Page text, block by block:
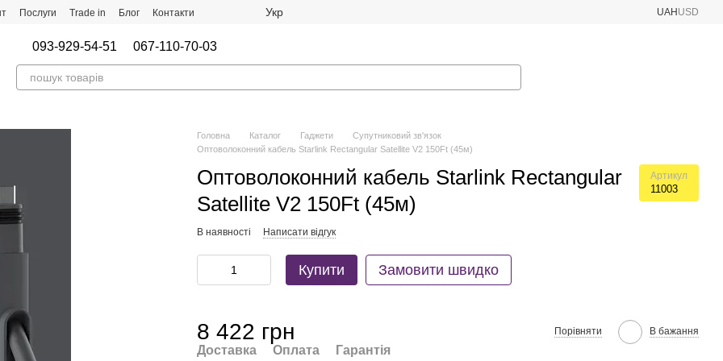
Послуги Trade in Блог Контакти Укр UAH USD
093-929-54-51 067-110-70-03
Головна Каталог Гаджети
Супутниковий зв'язок
Оптоволоконний кабель Starlink Rectangular Satellite V2 150Ft (45м)
Оптоволоконний кабель Starlink Rectangular
Satellite V2 150Ft (45м)
Артикул
11003
В наявності Написати відгук
Купити Замовити швидко
8 422 грн Порівняти В бажання
Доставка Оплата Гарантія